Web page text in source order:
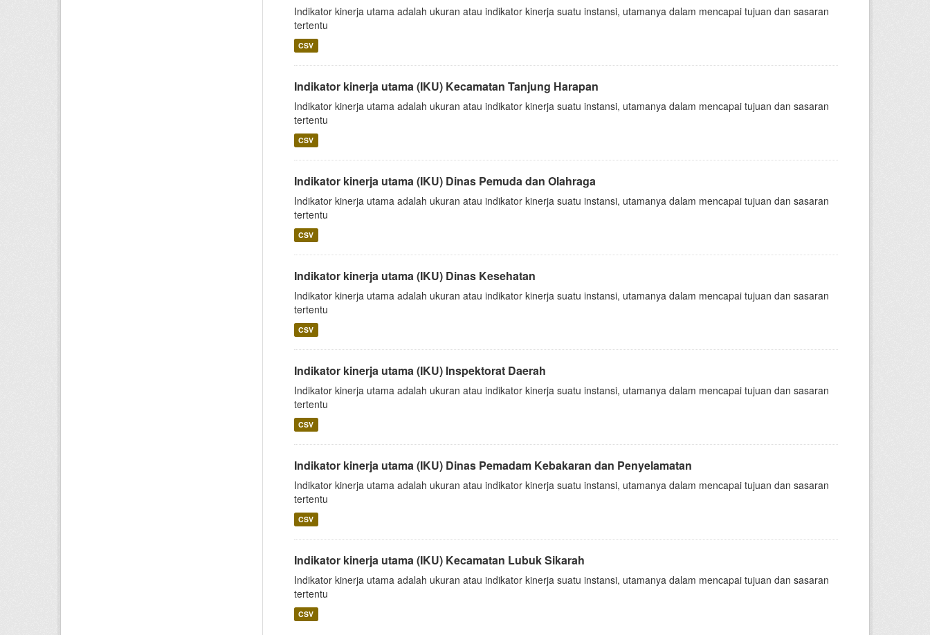
Indikator kinerja utama adalah ukuran atau indikator kinerja suatu instansi, utamanya dalam mencapai tujuan dan sasaran
tertentu
CSV
Indikator kinerja utama (IKU) Kecamatan Tanjung Harapan
Indikator kinerja utama adalah ukuran atau indikator kinerja suatu instansi, utamanya dalam mencapai tujuan dan sasaran
tertentu
CSV
Indikator kinerja utama (IKU) Dinas Pemuda dan Olahraga
Indikator kinerja utama adalah ukuran atau indikator kinerja suatu instansi, utamanya dalam mencapai tujuan dan sasaran
tertentu
CSV
Indikator kinerja utama (IKU) Dinas Kesehatan
Indikator kinerja utama adalah ukuran atau indikator kinerja suatu instansi, utamanya dalam mencapai tujuan dan sasaran
tertentu
CSV
Indikator kinerja utama (IKU) Inspektorat Daerah
Indikator kinerja utama adalah ukuran atau indikator kinerja suatu instansi, utamanya dalam mencapai tujuan dan sasaran
tertentu
CSV
Indikator kinerja utama (IKU) Dinas Pemadam Kebakaran dan Penyelamatan
Indikator kinerja utama adalah ukuran atau indikator kinerja suatu instansi, utamanya dalam mencapai tujuan dan sasaran
tertentu
CSV
Indikator kinerja utama (IKU) Kecamatan Lubuk Sikarah
Indikator kinerja utama adalah ukuran atau indikator kinerja suatu instansi, utamanya dalam mencapai tujuan dan sasaran
tertentu
CSV